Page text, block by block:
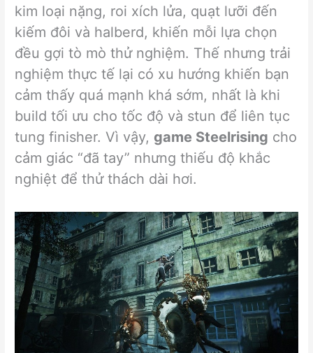
kim loại nặng, roi xích lửa, quạt lưỡi đến
kiếm đôi và halberd, khiến mỗi lựa chọn
đều gợi tò mò thử nghiệm. Thế nhưng trải
nghiệm thực tế lại có xu hướng khiến bạn
cảm thấy quá mạnh khá sớm, nhất là khi
build tối ưu cho tốc độ và stun để liên tục
tung finisher. Vì vậy, game Steelrising cho
cảm giác “đã tay” nhưng thiếu độ khắc
nghiệt để thử thách dài hơi.